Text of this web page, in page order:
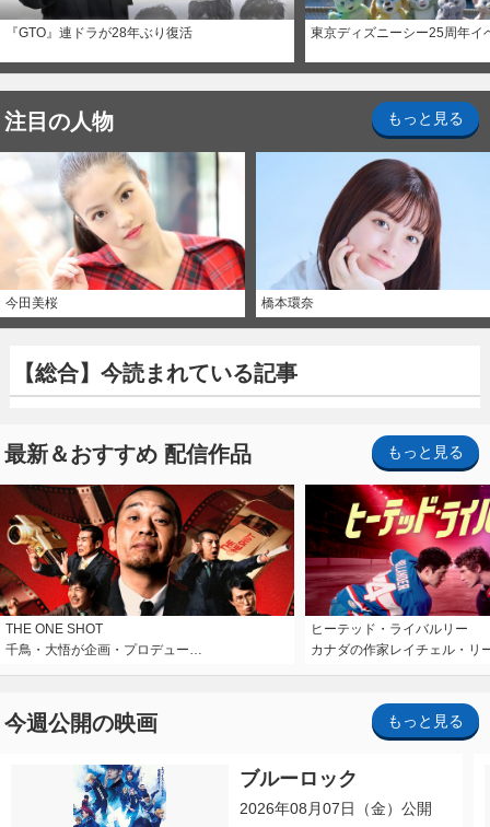
『GTO』連ドラが28年ぶり復活 東京ディズニーシー25周年イ
注目の人物 もっと見る
今田美桜 橋本環奈
【総合】今読まれている記事
最新＆おすすめ 配信作品 もっと見る
THE ONE SHOT
千鳥・大悟が企画・プロデュー…
ヒーテッド・ライバルリー
カナダの作家レイチェル・リ
今週公開の映画 もっと見る
ブルーロック
2026年08月07日（金）公開